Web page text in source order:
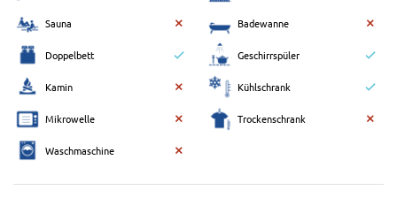
Sauna Badewanne
Doppelbett Geschirrspüler
Kamin Kühlschrank
Mikrowelle Trockenschrank
Waschmaschine